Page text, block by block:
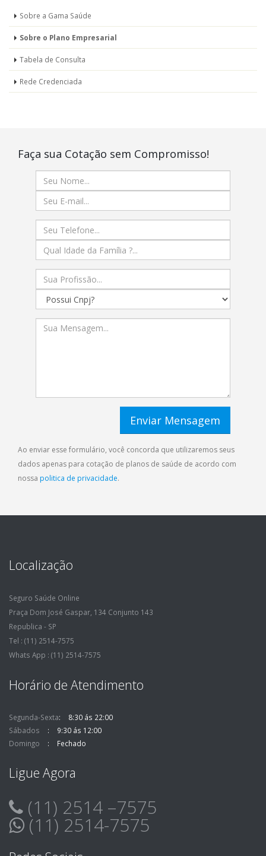
Sobre a Gama Saúde
Sobre o Plano Empresarial
Tabela de Consulta
Rede Credenciada
Faça sua Cotação sem Compromisso!
Ao enviar esse formulário, você concorda que utilizaremos seus
dados apenas para cotação de planos de saúde de acordo com
nossa politica de privacidade.
Localização
Seguro Saúde Online
Praça Dom José Gaspar, 134 Conjunto 143
Republica - SP
Tel : (11) 2514-7575
Whats App : (11) 2514-7575
Horário de Atendimento
Segunda-Sexta
8:30 ás 22:00
Sábados
9:30 ás 12:00
Domingo
Fechado
Ligue Agora
(11) 2514 –7575
(11) 2514-7575